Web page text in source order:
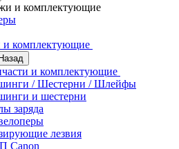
и комплектующие
и комплектующие
Назад
и комплектующие
/ Шестерни / Шлейфы
и шестерни
заряда
лезвия
Canon